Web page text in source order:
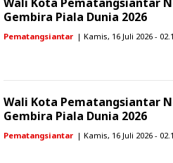
Gembira Piala Dunia 2026
Pematangsiantar | Kamis, 16 Juli 2026 -
Wali Kota Pematangsiantar
Gembira Piala Dunia 2026
Pematangsiantar | Kamis, 16 Juli 2026 -